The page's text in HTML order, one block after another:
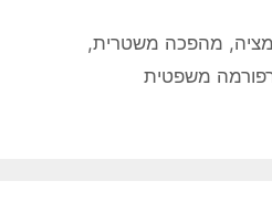
, מהפכה משטרית,
משפטית